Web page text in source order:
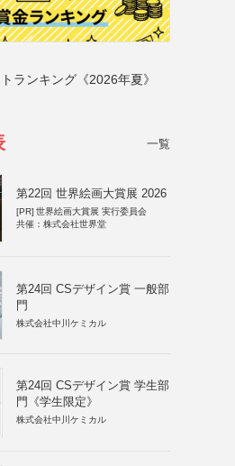
ランキング《2026年夏》
一覧
第22回 世界絵画大賞展 2026
[PR] 世界絵画大賞展 実行委員会
共催：株式会社世界堂
第24回 CSデザイン賞 一般部
門
株式会社中川ケミカル
第24回 CSデザイン賞 学生部
門《学生限定》
株式会社中川ケミカル